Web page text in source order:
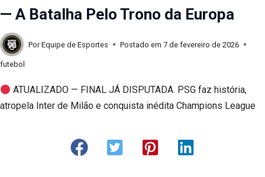
— A Batalha Pelo Trono da Europa
Por Equipe de Esportes Postado em 7 de fevereiro de 2026
futebol
ATUALIZADO — FINAL JÁ DISPUTADA. PSG faz história,
atropela Inter de Milão e conquista inédita Champions League